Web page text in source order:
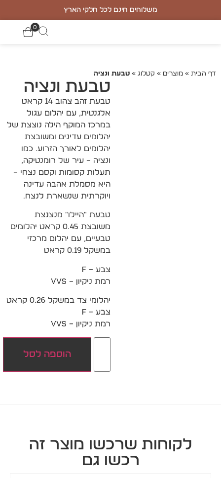
משלוחים חינם לכל חלקי הארץ
0
דף הבית » מוצרים » קטלוג » טבעת ונציה
טבעת ונציה
טבעת זהב צהוב 14 קראט
אלגנטית, עם יהלום עגול
במרכז המוקף הילה נוצצת של
יהלומים עדינים ומשובצת
יהלומים לאורך הזרוע. כמו
ונציה – עיר של רומנטיקה,
תעלות קסומות וקסם נצחי –
היא מסמלת אהבה עדינה
ויוקרתית שנשארת לנצח.
טבעת "היילו" מנצנצת
משובצת 0.45 קראט יהלומים
טבעיים, עם יהלום מרכזי
במשקל 0.19 קראט
צבע – F
רמת ניקיון – VVS
יהלומי צד במשקל 0.26 קראט
צבע – F
רמת ניקיון – VVS
הוספה לסל
לקוחות שרכשו מוצר זה
רכשו גם